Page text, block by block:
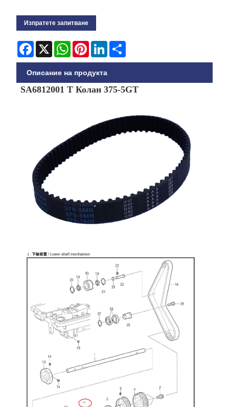
Изпратете запитване
Facebook
X WhatsApp
PinterestLinkedIn
Описание на продукта
SA6812001 T Колан 375-5GT